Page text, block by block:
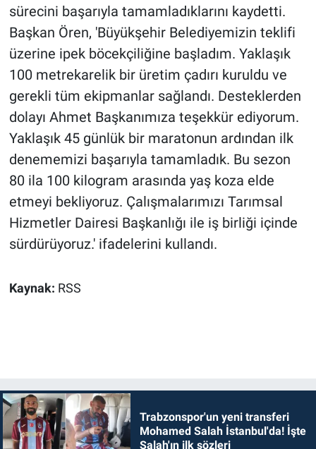
sürecini başarıyla tamamladıklarını kaydetti.
Başkan Ören, 'Büyükşehir Belediyemizin teklifi
üzerine ipek böcekçiliğine başladım. Yaklaşık
100 metrekarelik bir üretim çadırı kuruldu ve
gerekli tüm ekipmanlar sağlandı. Desteklerden
dolayı Ahmet Başkanımıza teşekkür ediyorum.
Yaklaşık 45 günlük bir maratonun ardından ilk
denememizi başarıyla tamamladık. Bu sezon
80 ila 100 kilogram arasında yaş koza elde
etmeyi bekliyoruz. Çalışmalarımızı Tarımsal
Hizmetler Dairesi Başkanlığı ile iş birliği içinde
sürdürüyoruz.' ifadelerini kullandı.
Kaynak: RSS
Trabzonspor'un yeni transferi
Mohamed Salah İstanbul'da! İşte
Salah'ın ilk sözleri